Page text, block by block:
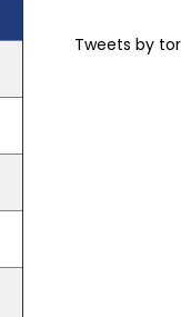
Tweets by